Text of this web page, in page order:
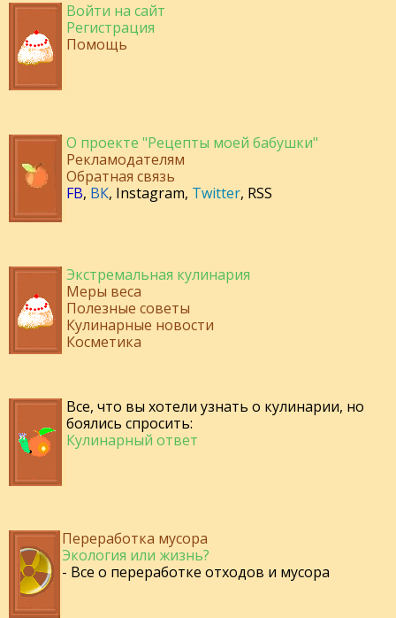
Войти на сайт
Регистрация
Помощь
О проекте "Рецепты моей бабушки"
Рекламодателям
Обратная связь
FB, ВК, Instagram, Twitter, RSS
Экстремальная кулинария
Меры веса
Полезные советы
Кулинарные новости
Косметика
Все, что вы хотели узнать о кулинарии, но
боялись спросить:
Кулинарный ответ
Переработка мусора
Экология или жизнь?
- Все о переработке отходов и мусора